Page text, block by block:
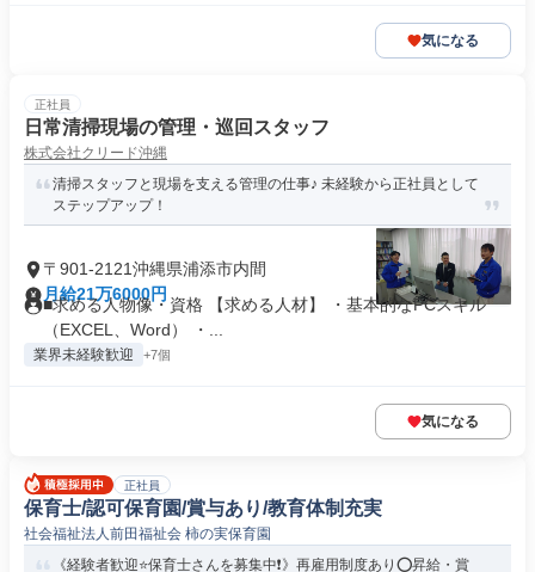
気になる
正社員
日常清掃現場の管理・巡回スタッフ
株式会社クリード沖縄
清掃スタッフと現場を支える管理の仕事♪ 未経験から正社員として
ステップアップ！
〒901-2121沖縄県浦添市内間
月給21万6000円
■求める人物像・資格 【求める人材】 ・基本的なPCスキル
（EXCEL、Word） ・...
業界未経験歓迎 +7個
気になる
正社員
保育士/認可保育園/賞与あり/教育体制充実
社会福祉法人前田福祉会 柿の実保育園
《経験者歓迎⭐保育士さんを募集中❗️》再雇用制度あり⭕昇給・賞